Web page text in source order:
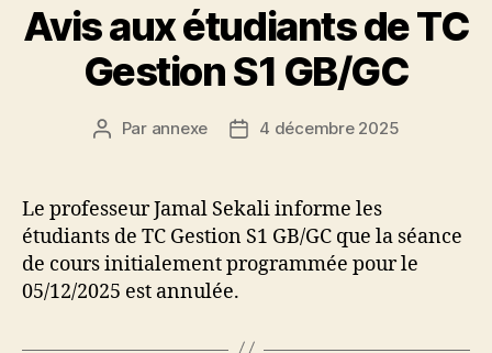
Avis aux étudiants de TC
Gestion S1 GB/GC
Auteur
Par annexe
Date4 décembre 2025
Le professeur Jamal Sekali informe les
étudiants de TC Gestion S1 GB/GC que la séance
de cours initialement programmée pour le
05/12/2025 est annulée.